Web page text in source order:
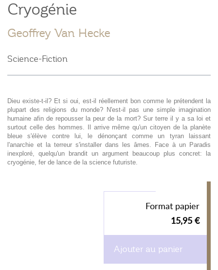
Cryogénie
Geoffrey Van Hecke
Science-Fiction
Dieu existe-t-il? Et si oui, est-il réellement bon comme le prétendent la
plupart des religions du monde? N'est-il pas une simple imagination
humaine afin de repousser la peur de la mort? Sur terre il y a sa loi et
surtout celle des hommes. Il arrive même qu'un citoyen de la planète
bleue s'élève contre lui, le dénonçant comme un tyran laissant
l'anarchie et la terreur s'installer dans les âmes. Face à un Paradis
inexploré, quelqu'un brandit un argument beaucoup plus concret: la
cryogénie, fer de lance de la science futuriste.
Format papier
15,95 €
Ajouter au panier